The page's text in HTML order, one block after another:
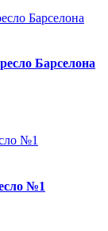
Барселона
№1